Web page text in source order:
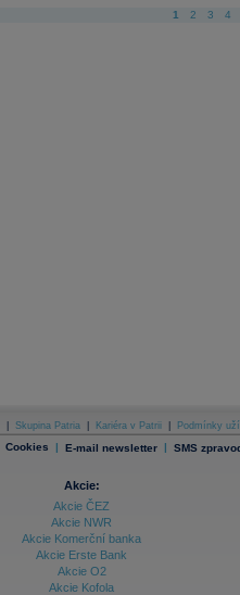
1 2 3 4
Skupina Patria Kariéra v Patrii Podmínky
Cookies | E-mail newsletter | SMS
Akcie:
Akcie ČEZ
Akcie NWR
Akcie Komerční banka
Akcie Erste Bank
Akcie O2
Akcie Kofola